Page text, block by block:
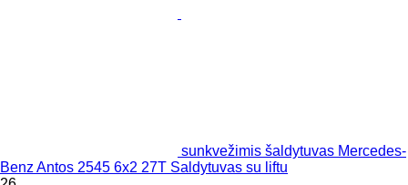
sunkvežimis šaldytuvas Mercedes-
Benz Antos 2545 6x2 27T Saldytuvas su liftu